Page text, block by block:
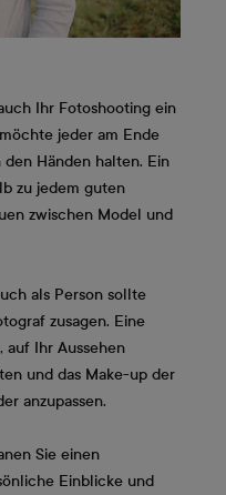
Ihr Fotoshooting ein
jeder am Ende
Händen halten. Ein
zu jedem guten
zwischen Model und
als Person sollte
zusagen. Eine
auf Ihr Aussehen
und das Make-up der
anzupassen.
Sie einen
Einblicke und